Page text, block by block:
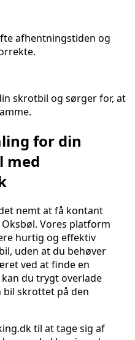
afhentningstiden og
skrotbil og sørger for, at
for din
med
nemt at få kontant
Vores platform
hurtig og effektiv
uden at du behøver
ved at finde en
kan du trygt overlade
bil skrottet på den
til at tage sig af